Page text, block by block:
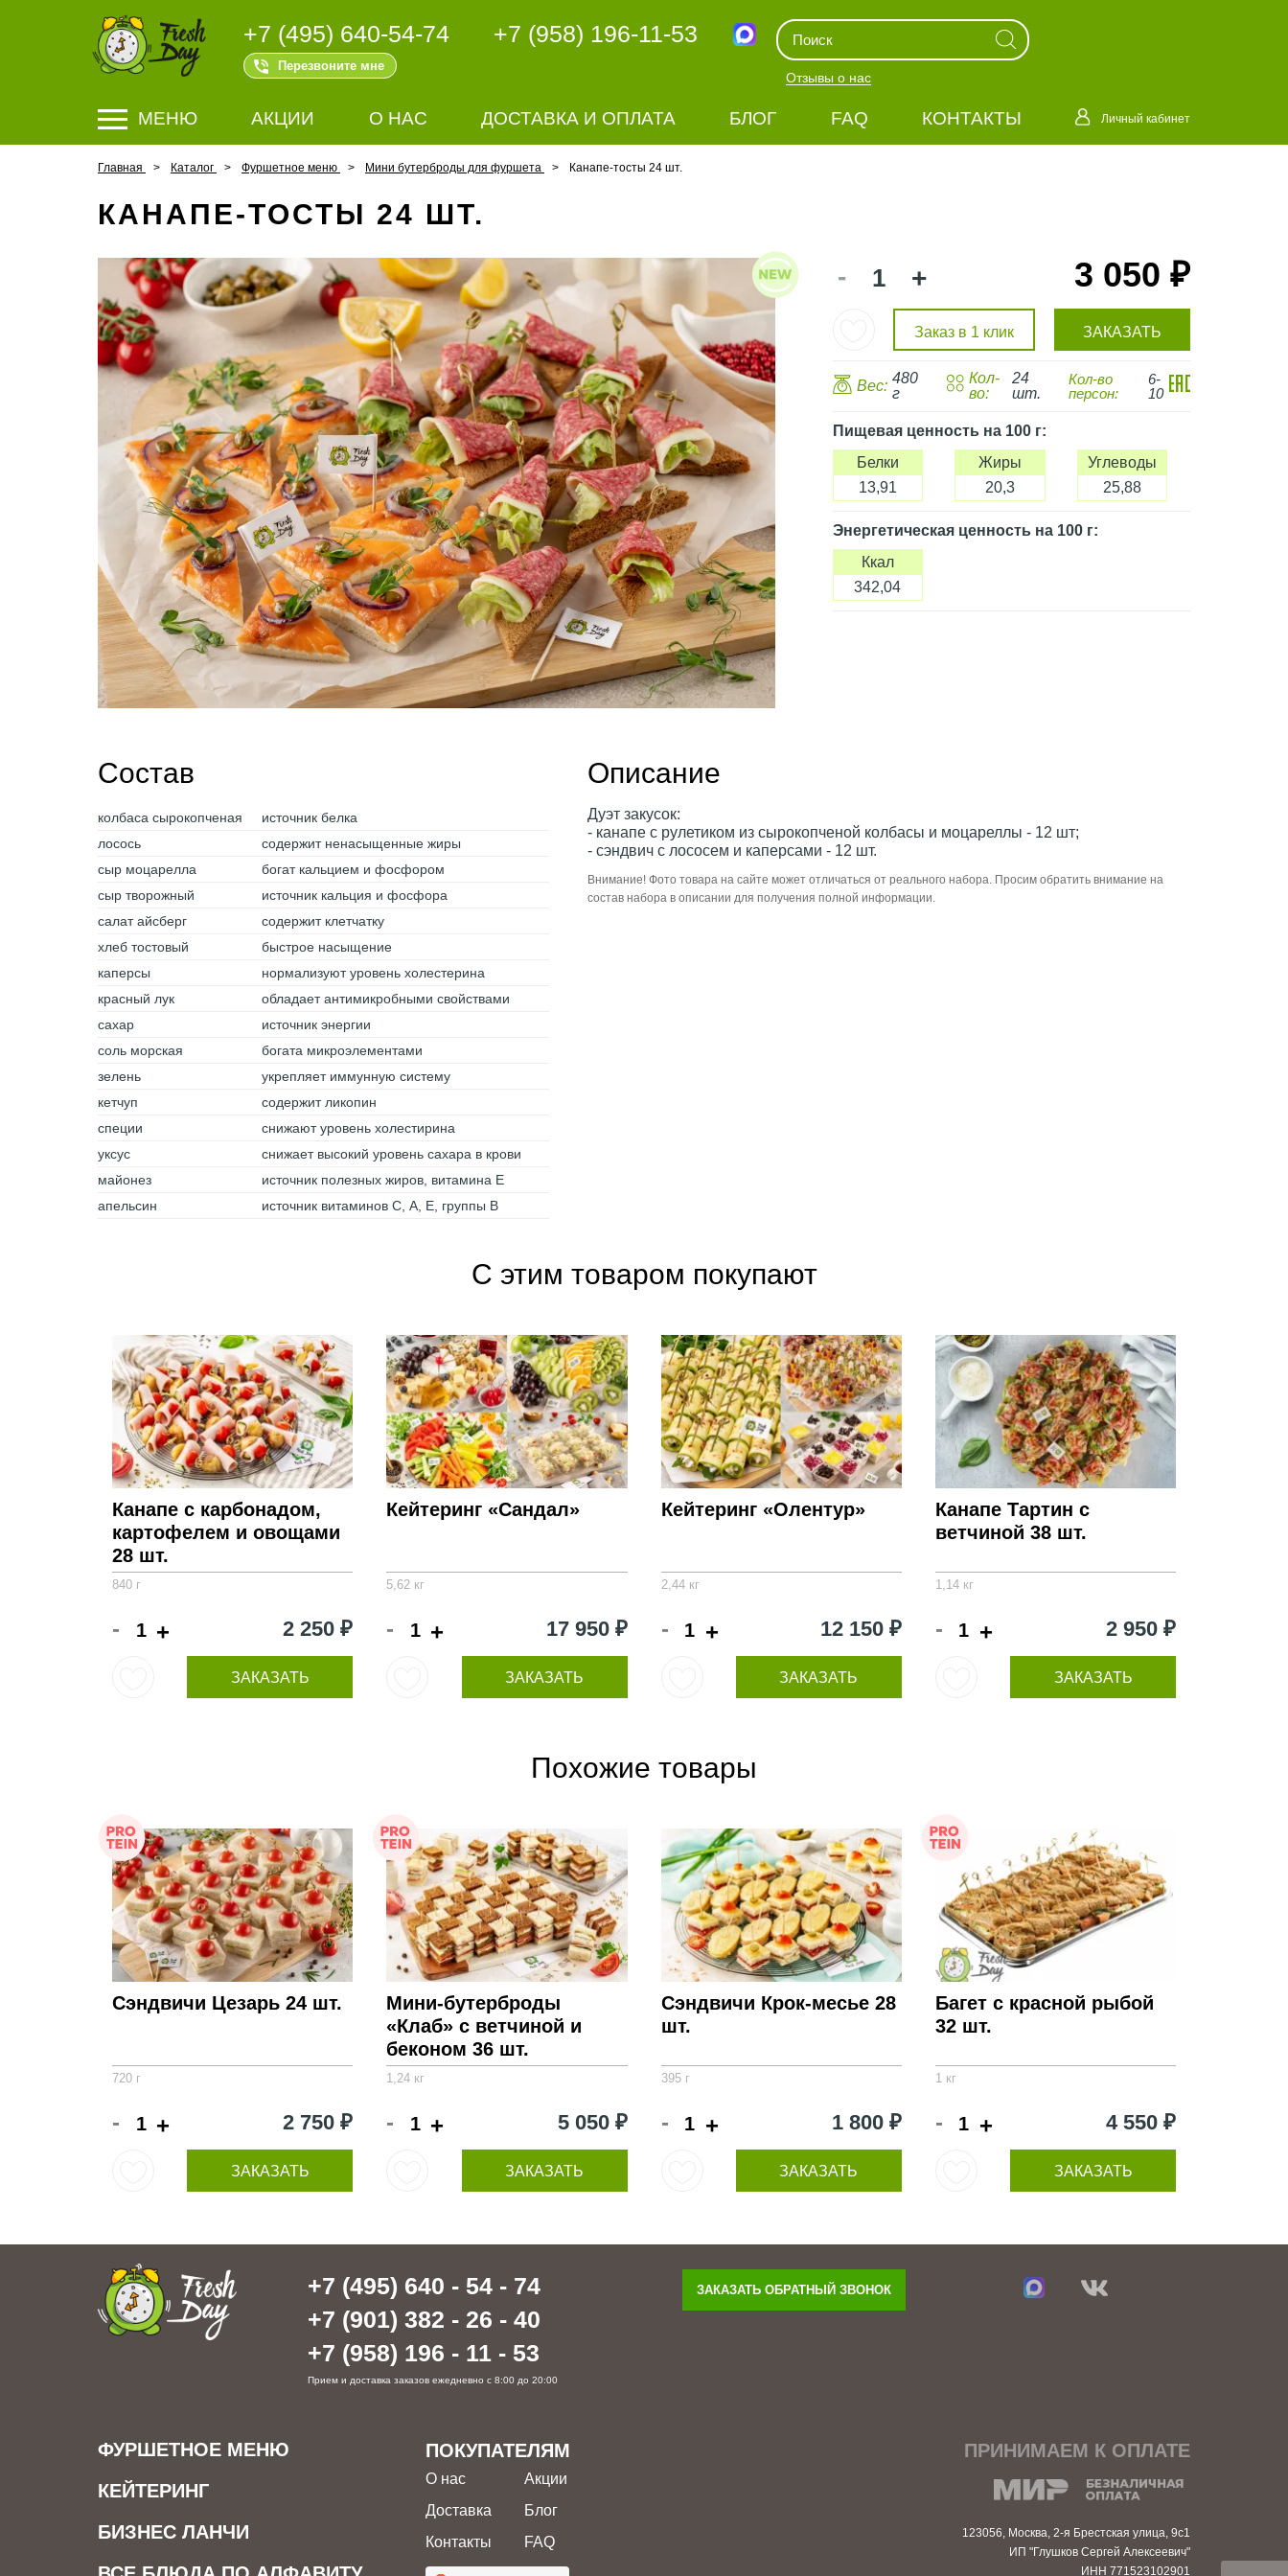
+7 (495) 640-54-74
Перезвоните мне
+7 (958) 196-11-53
Отзывы о нас
МЕНЮ АКЦИИ О НАС ДОСТАВКА И ОПЛАТА БЛОГ FAQ КОНТАКТЫ Личный кабинет
Главная Каталог Фуршетное меню Мини бутерброды для фуршета Канапе-тосты 24 шт.
КАНАПЕ-ТОСТЫ 24 ШТ.
- + 3 050 ₽
Заказ в 1 клик ЗАКАЗАТЬ
Вес: 480
г
Кол-
во:
24
шт.
Кол-во
персон:
6-
10
Пищевая ценностьна 100 г:
Белки
13,91
Жиры
20,3
Углеводы
25,88
Энергетическая ценностьна 100 г:
Ккал
342,04
Состав
колбаса сырокопченая
источник белка
лосось
содержит ненасыщенные жиры
сыр моцарелла
богат кальцием и фосфором
сыр творожный
источник кальция и фосфора
салат айсберг
содержит клетчатку
хлеб тостовый
быстрое насыщение
каперсы
нормализуют уровень холестерина
красный лук
обладает антимикробными свойствами
сахар
источник энергии
соль морская
богата микроэлементами
зелень
укрепляет иммунную систему
кетчуп
содержит ликопин
специи
снижают уровень холестирина
уксус
снижает высокий уровень сахара в крови
майонез
источник полезных жиров, витамина Е
апельсин
источник витаминов С, А, Е, группы В
Описание
Дуэт закусок:
- канапе с рулетиком из сырокопченой колбасы и моцареллы - 12 шт;
- сэндвич с лососем и каперсами - 12 шт.
Внимание! Фото товара на сайте может отличаться от реального набора. Просим обратить внимание на
состав набора в описании для получения полной информации.
С этим товаром покупают
Канапе с карбонадом,
картофелем и овощами
28 шт.
840 г
- + 2 250 ₽
ЗАКАЗАТЬ
Кейтеринг «Сандал»
5,62 кг
- + 17 950 ₽
ЗАКАЗАТЬ
Кейтеринг «Олентур»
2,44 кг
- + 12 150 ₽
ЗАКАЗАТЬ
Канапе Тартин с
ветчиной 38 шт.
1,14 кг
- + 2 950 ₽
ЗАКАЗАТЬ
Похожие товары
Сэндвичи Цезарь 24 шт.
720 г
- + 2 750 ₽
ЗАКАЗАТЬ
Мини-бутерброды
«Клаб» с ветчиной и
беконом 36 шт.
1,24 кг
- + 5 050 ₽
ЗАКАЗАТЬ
Сэндвичи Крок-месье 28
шт.
395 г
- + 1 800 ₽
ЗАКАЗАТЬ
Багет с красной рыбой
32 шт.
1 кг
- + 4 550 ₽
ЗАКАЗАТЬ
+7 (495) 640 - 54 - 74
+7 (901) 382 - 26 - 40
+7 (958) 196 - 11 - 53
Прием и доставка заказов ежедневно с 8:00 до 20:00
ЗАКАЗАТЬ ОБРАТНЫЙ ЗВОНОК
ФУРШЕТНОЕ МЕНЮ
КЕЙТЕРИНГ
БИЗНЕС ЛАНЧИ
ПОКУПАТЕЛЯМ
О нас
Доставка
Контакты
Акции
Блог
FAQ
ПРИНИМАЕМ К ОПЛАТЕ
123056, Москва, 2-я Брестская улица, 9с1
ИП "Глушков Сергей Алексеевич"
ИНН 771523102901